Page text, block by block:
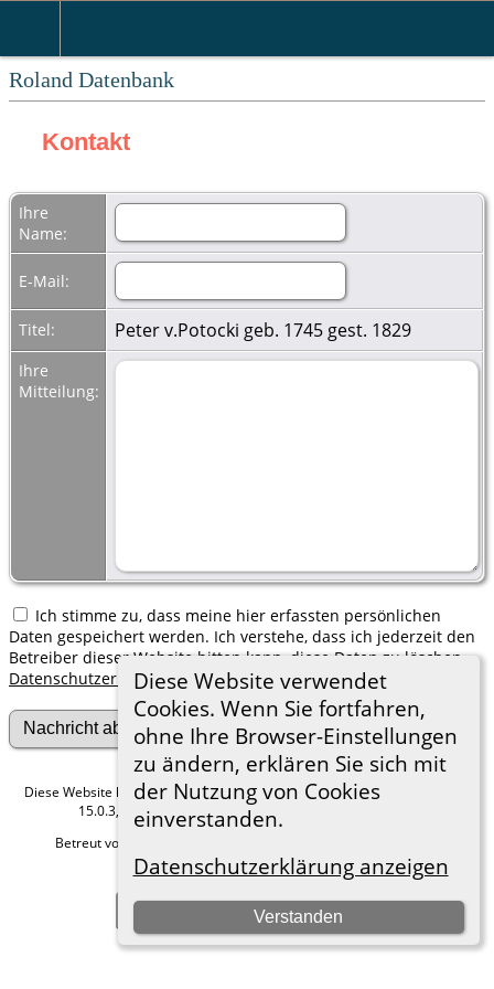
Roland Datenbank
Diese Website verwendet
Cookies. Wenn Sie fortfahren,
ohne Ihre Browser-Einstellungen
zu ändern, erklären Sie sich mit
der Nutzung von Cookies
einverstanden.
Datenschutzerklärung anzeigen
Verstanden
Kontakt
Ihre
Name:
E-Mail:
Titel: Peter v.Potocki geb. 1745 gest. 1829
Ihre
Mitteilung:
Ich stimme zu, dass meine hier erfassten persönlichen
Daten gespeichert werden. Ich verstehe, dass ich jederzeit den
Betreiber dieser Website bitten kann, diese Daten zu löschen.
Datenschutzerklärung
Diese Website läuft mit The Next Generation of Genealogy Sitebuilding
15.0.3, programmiert von Darrin Lythgoe © 2001-2026.
Betreut von
Hier geht es zum Impressum
Zur Desktop-Webseite wechseln